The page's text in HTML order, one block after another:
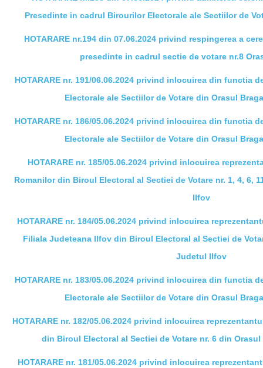
Presedinte in cadrul Birourilor Electorale ale Sectiilor de
HOTARARE nr.194 din 07.06.2024 privind respingerea a
presedinte in cadrul sectie de votare nr.8
HOTARARE nr. 191/06.06.2024 privind inlocuirea din functia
Electorale ale Sectiilor de Votare din Orasul
HOTARARE nr. 186/05.06.2024 privind inlocuirea din functia
Electorale ale Sectiilor de Votare din Orasul
HOTARARE nr. 185/05.06.2024 privind inlocuirea
Romanilor din Biroul Electoral al Sectiei de Votare nr. 1, 4, 6,
Ilfov
HOTARARE nr. 184/05.06.2024 privind inlocuirea
Filiala Judeteana Ilfov din Biroul Electoral al Sectiei de
Judetul Ilfov
HOTARARE nr. 183/05.06.2024 privind inlocuirea din functia
Electorale ale Sectiilor de Votare din Orasul
HOTARARE nr. 182/05.06.2024 privind inlocuirea
din Biroul Electoral al Sectiei de Votare nr. 6 din
HOTARARE nr. 181/05.06.2024 privind inlocuirea